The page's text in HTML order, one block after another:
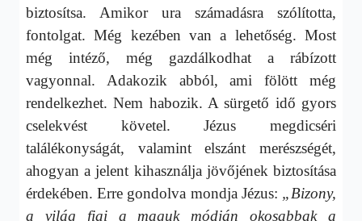
biztosítsa. Amikor ura számadásra szólította,
fontolgat. Még kezében van a lehetőség. Most
még intéző, még gazdálkodhat a rábízott
vagyonnal. Adakozik abból, ami fölött még
rendelkezhet. Nem habozik. A sürgető idő gyors
cselekvést követel. Jézus megdicséri
találékonyságát, valamint elszánt merészségét,
ahogyan a jelent kihasználja jövőjének biztosítása
érdekében. Erre gondolva mondja Jézus: „Bizony,
a világ fiai a maguk módján okosabbak a